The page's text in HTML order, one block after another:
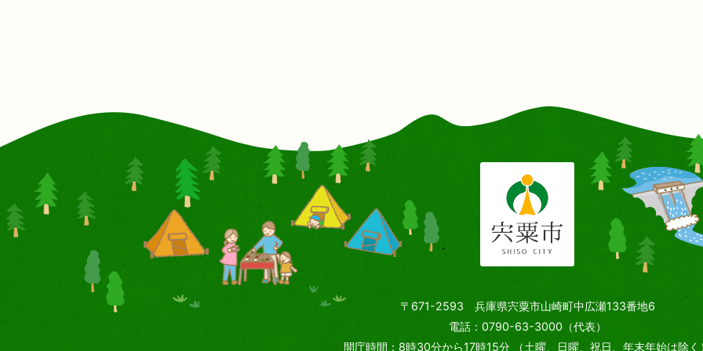
〒671-2593 兵庫県宍粟市山崎町中広瀬133番地6
電話：0790-63-3000（代表）
開庁時間：8時30分から17時15分
（土曜、日曜、祝日、年末年始は除く